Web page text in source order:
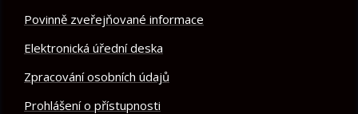
Povinně zveřejňované informace
Elektronická úřední deska
Zpracování osobních údajů
Prohlášení o přístupnosti